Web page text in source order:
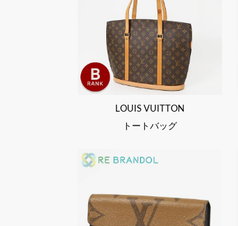
LOUIS VUITTON
トートバッグ